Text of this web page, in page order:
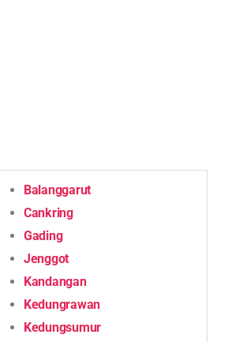
Balanggarut
Cankring
Gading
Jenggot
Kandangan
Kedungrawan
Kedungsumur